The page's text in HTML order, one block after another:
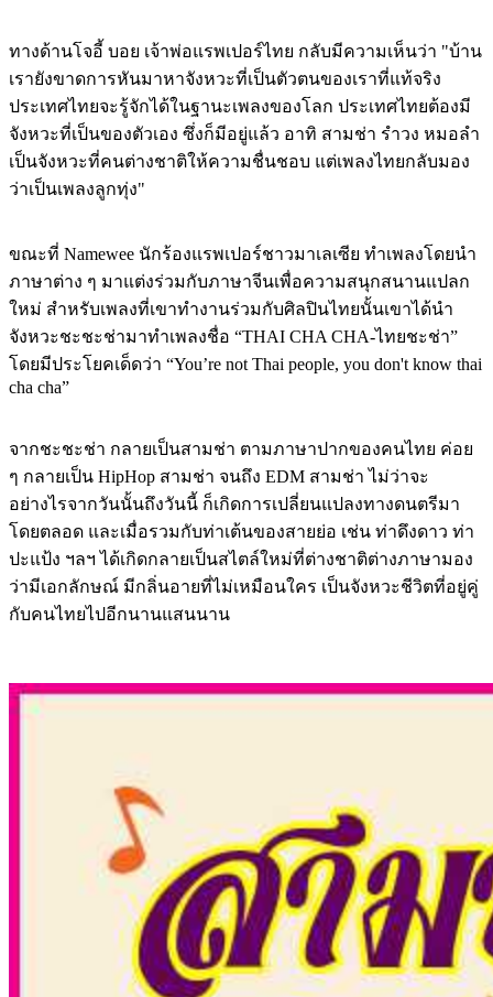
ทางด้านโจอี้ บอย เจ้าพ่อแรพเปอร์ไทย กลับมีความเห็นว่า "บ้าน
เรายังขาดการหันมาหาจังหวะที่เป็นตัวตนของเราที่แท้จริง
ประเทศไทยจะรู้จักได้ในฐานะเพลงของโลก ประเทศไทยต้องมี
จังหวะที่เป็นของตัวเอง ซึ่งก็มีอยู่แล้ว อาทิ สามช่า รำวง หมอลำ
เป็นจังหวะที่คนต่างชาติให้ความชื่นชอบ แต่เพลงไทยกลับมอง
ว่าเป็นเพลงลูกทุ่ง"
ขณะที่ Namewee นักร้องแรพเปอร์ชาวมาเลเซีย ทำเพลงโดยนำ
ภาษาต่าง ๆ มาแต่งร่วมกับภาษาจีนเพื่อความสนุกสนานแปลก
ใหม่ สำหรับเพลงที่เขาทำงานร่วมกับศิลปินไทยนั้นเขาได้นำ
จังหวะชะชะช่ามาทำเพลงชื่อ “THAI CHA CHA-ไทยชะช่า”
โดยมีประโยคเด็ดว่า “You’re not Thai people, you don't know thai
cha cha”
จากชะชะช่า กลายเป็นสามช่า ตามภาษาปากของคนไทย ค่อย
ๆ กลายเป็น HipHop สามช่า จนถึง EDM สามช่า ไม่ว่าจะ
อย่างไรจากวันนั้นถึงวันนี้ ก็เกิดการเปลี่ยนแปลงทางดนตรีมา
โดยตลอด และเมื่อรวมกับท่าเต้นของสายย่อ เช่น ท่าดึงดาว ท่า
ปะแป้ง ฯลฯ ได้เกิดกลายเป็นสไตล์ใหม่ที่ต่างชาติต่างภาษามอง
ว่ามีเอกลักษณ์ มีกลิ่นอายที่ไม่เหมือนใคร เป็นจังหวะชีวิตที่อยู่คู่
กับคนไทยไปอีกนานแสนนาน